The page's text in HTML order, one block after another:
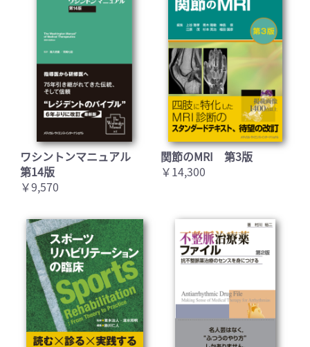
ワシントンマニュアル
第14版
￥9,570
関節のMRI 第3版
￥14,300